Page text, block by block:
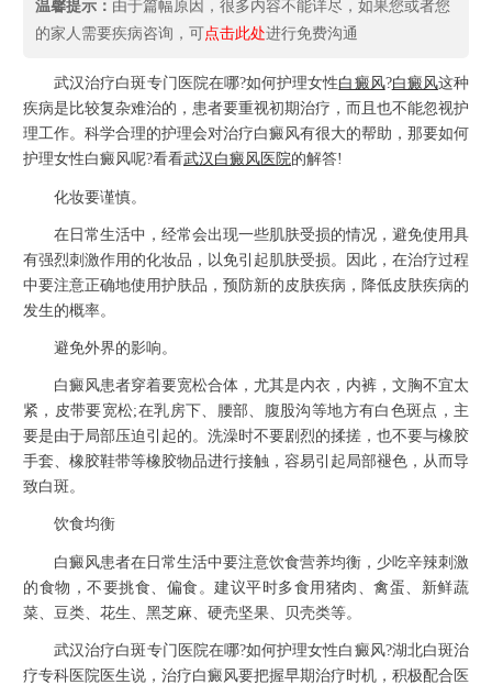
温馨提示： 由于篇幅原因，很多内容不能详尽，如果您或者您
的家人需要疾病咨询，可点击此处进行免费沟通
武汉治疗白斑专门医院在哪?如何护理女性白癜风?白癜风这种
疾病是比较复杂难治的，患者要重视初期治疗，而且也不能忽视护
理工作。科学合理的护理会对治疗白癜风有很大的帮助，那要如何
护理女性白癜风呢?看看武汉白癜风医院的解答!
化妆要谨慎。
在日常生活中，经常会出现一些肌肤受损的情况，避免使用具
有强烈刺激作用的化妆品，以免引起肌肤受损。因此，在治疗过程
中要注意正确地使用护肤品，预防新的皮肤疾病，降低皮肤疾病的
发生的概率。
避免外界的影响。
白癜风患者穿着要宽松合体，尤其是内衣，内裤，文胸不宜太
紧，皮带要宽松;在乳房下、腰部、腹股沟等地方有白色斑点，主
要是由于局部压迫引起的。洗澡时不要剧烈的揉搓，也不要与橡胶
手套、橡胶鞋带等橡胶物品进行接触，容易引起局部褪色，从而导
致白斑。
饮食均衡
白癜风患者在日常生活中要注意饮食营养均衡，少吃辛辣刺激
的食物，不要挑食、偏食。建议平时多食用猪肉、禽蛋、新鲜蔬
菜、豆类、花生、黑芝麻、硬壳坚果、贝壳类等。
武汉治疗白斑专门医院在哪?如何护理女性白癜风?湖北白斑治
疗专科医院医生说，治疗白癜风要把握早期治疗时机，积极配合医